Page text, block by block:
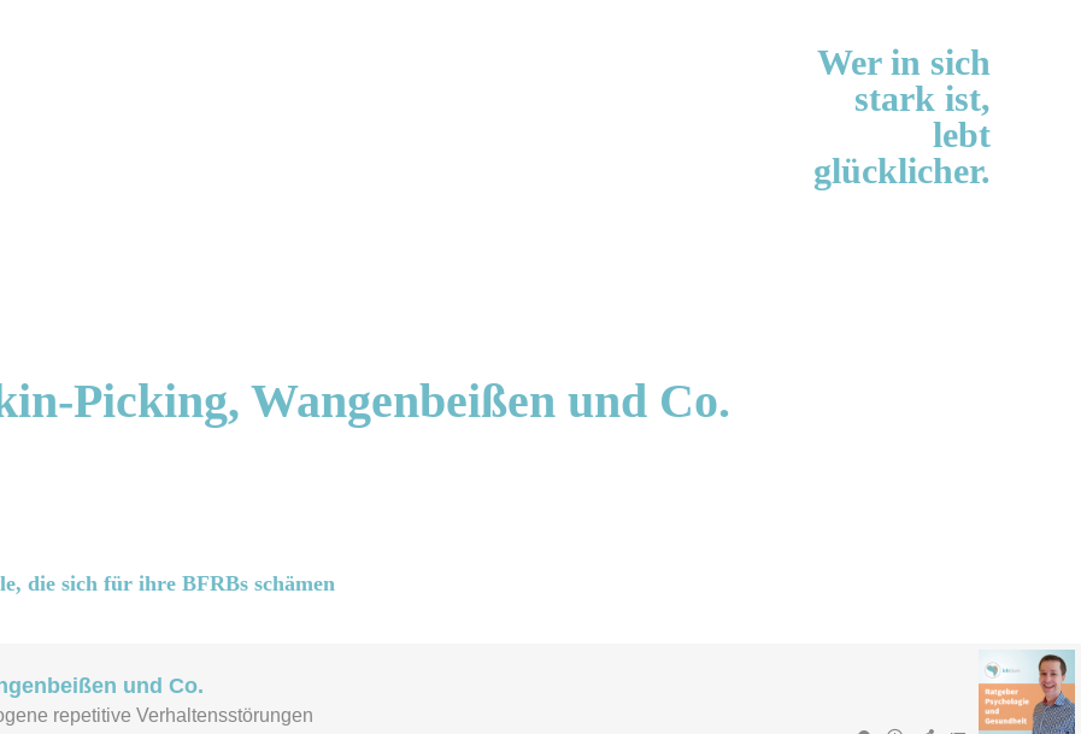
Wer in sich
stark ist,
lebt
glücklicher.
Picking, Wangenbeißen und Co.
die sich für ihre BFRBs schämen